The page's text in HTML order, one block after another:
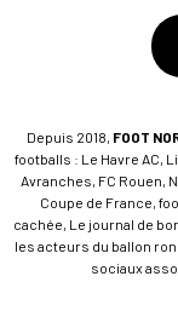
Depuis 2018, FOOT
footballs : Le Havre AC,
Avranches, FC Rouen,
Coupe de France,
cachée, Le journal de
les acteurs du ballon
sociaux